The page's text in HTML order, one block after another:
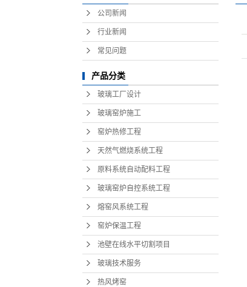
公司新闻
行业新闻
常见问题
产品分类
玻璃工厂设计
玻璃窑炉施工
窑炉热修工程
天然气燃烧系统工程
原料系统自动配料工程
玻璃窑炉自控系统工程
熔窑风系统工程
窑炉保温工程
池壁在线水平切割项目
玻璃技术服务
热风烤窑